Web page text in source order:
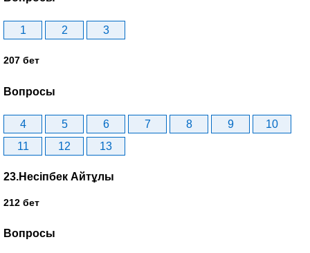
1 2 3
207 бет
Вопросы
4 5 6 7 8 9
10
11
12 13
23.Несіпбек Айтұлы
212 бет
Вопросы